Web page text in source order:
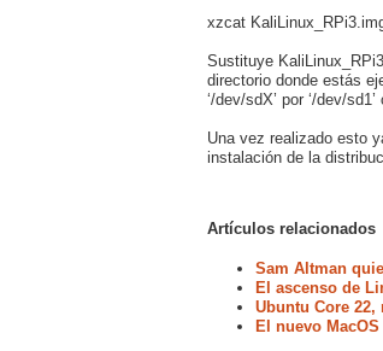
xzcat
Sustituye
directorio donde estás
‘/dev/sdX’ por ‘/dev/
Una vez realizado esto
instalación de la
Artículos relacionados
Sam Altman
El ascenso de
Ubuntu Core
El nuevo